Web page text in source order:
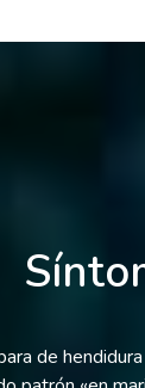
de